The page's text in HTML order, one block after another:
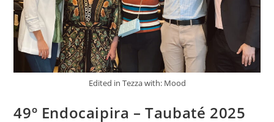
Edited in Tezza with: Mood
49º Endocaipira – Taubaté 2025